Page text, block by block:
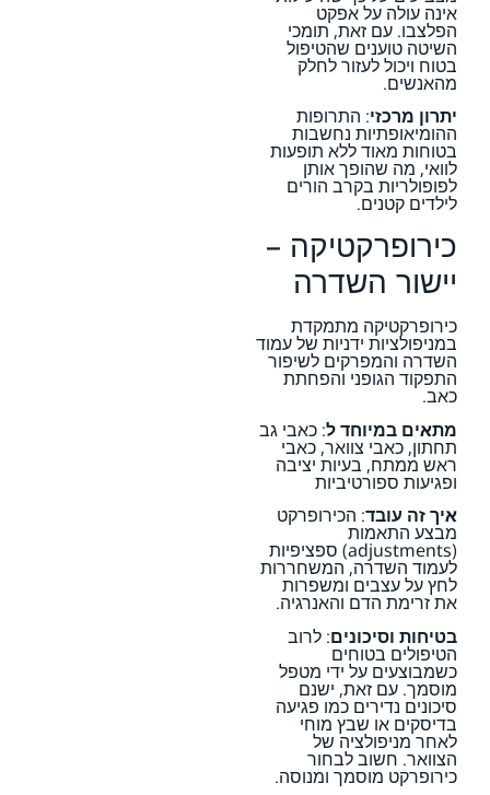
אינה עולה על אפקט
הפלצבו. עם זאת, תומכי
השיטה טוענים שהטיפול
בטוח ויכול לעזור לחלק
מהאנשים.
יתרון מרכזי: התרופות
ההומיאופתיות נחשבות
בטוחות מאוד ללא תופעות
לוואי, מה שהופך אותן
לפופולריות בקרב הורים
לילדים קטנים.
כירופרקטיקה –
יישור השדרה
כירופרקטיקה מתמקדת
במניפולציות ידניות של עמוד
השדרה והמפרקים לשיפור
התפקוד הגופני והפחתת
כאב.
מתאים במיוחד ל: כאבי גב
תחתון, כאבי צוואר, כאבי
ראש ממתח, בעיות יציבה
ופגיעות ספורטיביות
איך זה עובד: הכירופרקט
מבצע התאמות
(adjustments) ספציפיות
לעמוד השדרה, המשחררות
לחץ על עצבים ומשפרות
את זרימת הדם והאנרגיה.
בטיחות וסיכונים: לרוב
הטיפולים בטוחים
כשמבוצעים על ידי מטפל
מוסמך. עם זאת, ישנם
סיכונים נדירים כמו פגיעה
בדיסקים או שבץ מוחי
לאחר מניפולציה של
הצוואר. חשוב לבחור
כירופרקט מוסמך ומנוסה.